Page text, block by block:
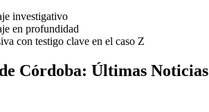
investigativo
en profundidad
con testigo clave en el caso Z
Córdoba: Últimas Noticias